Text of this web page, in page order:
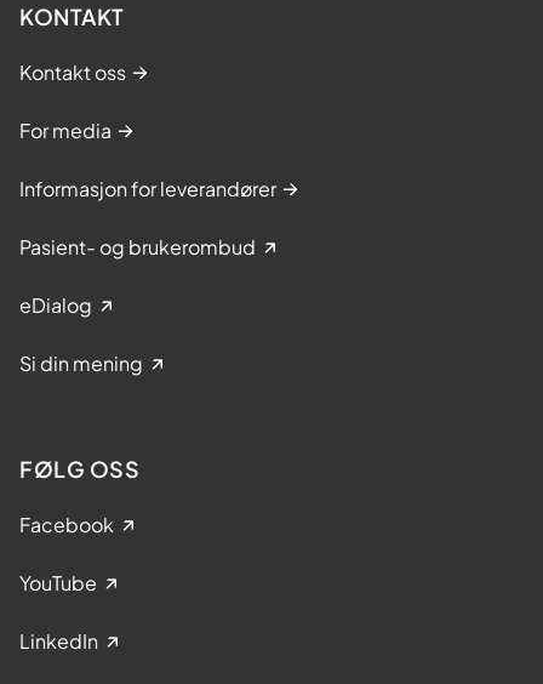
Anesth (2017) 34 supp 55:120.
Storm BS, Christiansen D, Fure H,
Woodruff TM, Braaten T, Nielsen EW,
complement and trigger C3-
release ex vivo in human whole
doi:doi:10.4049/jimmunol.2100308
test tubes during incubations of
complement background activation.
doi:10.1016/j.jim.2020.112876
KONTAKT
Kontakt oss
For media
Informasjon for leverandører
Pasient- og brukerombud
eDialog
Si din mening
FØLG OSS
Facebook
YouTube
LinkedIn